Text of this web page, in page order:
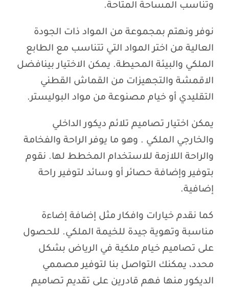
وتناسب المساحة المتاحة.
نوفر ونهتم بمجموعة من المواد ذات الجودة
العالية من اختر المواد التي تتناسب مع الطابع
الملكي والبيئة المحيطة. يمكن الاختيار بينافضل
الاقمشة والتجهيزات من القماش القطني
التقليدي أو خيام مصنوعة من مواد البوليستر.
يمكن اختيار تصاميم تلائم ديكور الداخلي
والخارجي الملكي . وهو ما يوفر الراحة والفخامة
والراحة اللازمة للاستخدام المخطط لها. نقوم
بتوفير وإضافة حصائر أو وسائد لتوفير راحة
إضافية.
كما نقدم خيارات وافكار مثل إضافة إضاءة
مناسبة وتهوية جيدة للخيمة الملكي. للحصول
على تصاميم خيام ملكية في الرياض بشكل
محدد، يمكنك التواصل بنا لتوفير مصممي
الديكور منها فهم قادرين على تقديم تصاميم